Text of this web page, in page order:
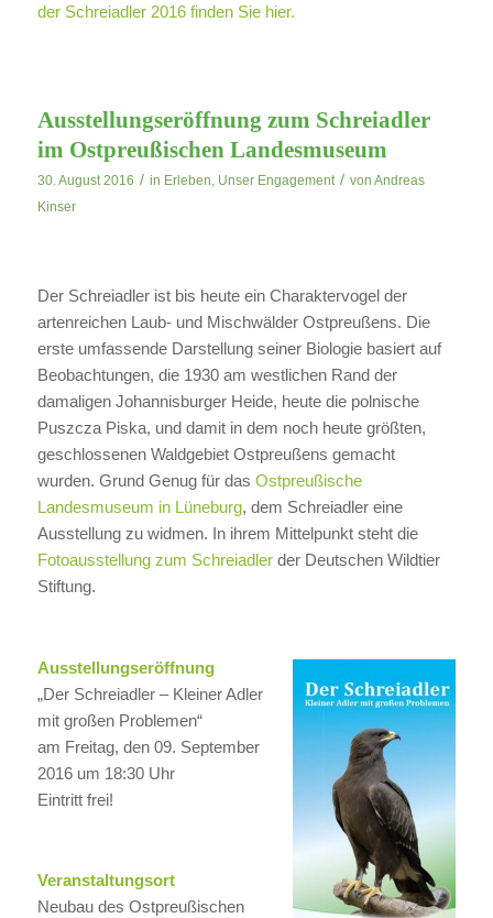
der Schreiadler 2016 finden Sie hier.
Ausstellungseröffnung zum Schreiadler
im Ostpreußischen Landesmuseum
30. August 2016 / in Erleben Unser Engagement / von Andreas
Kinser
Der Schreiadler ist bis heute ein Charaktervogel der
artenreichen Laub- und Mischwälder Ostpreußens. Die
erste umfassende Darstellung seiner Biologie basiert auf
Beobachtungen, die 1930 am westlichen Rand der
damaligen Johannisburger Heide, heute die polnische
Puszcza Piska, und damit in dem noch heute größten,
geschlossenen Waldgebiet Ostpreußens gemacht
wurden. Grund Genug für das Ostpreußische
Landesmuseum in Lüneburg, dem Schreiadler eine
Ausstellung zu widmen. In ihrem Mittelpunkt steht die
Fotoausstellung zum Schreiadlerder Deutschen Wildtier
Stiftung.
Ausstellungseröffnung
„Der Schreiadler – Kleiner Adler
mit großen Problemen“
am Freitag, den 09. September
2016 um 18:30 Uhr
Eintritt frei!
Veranstaltungsort
Neubau des Ostpreußischen